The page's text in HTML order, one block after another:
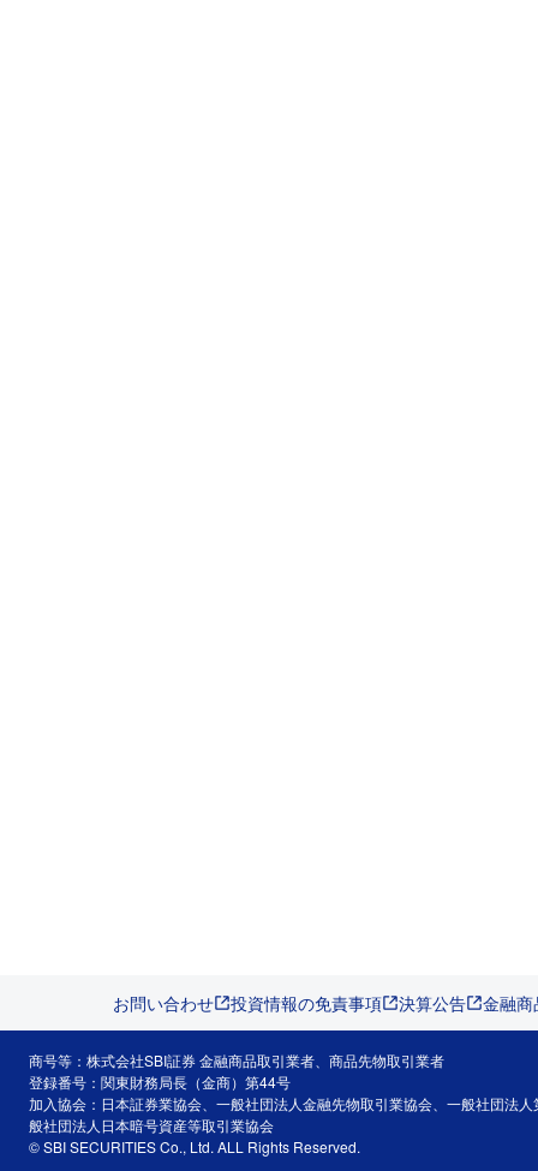
お問い合わせ 投資情報の免責事項 決算公告 金融
商号等：株式会社SBI証券 金融商品取引業者、商品先物取引業者
登録番号：関東財務局長（金商）第44号
加入協会：日本証券業協会、一般社団法人金融先物取引業協会、一般社団法
般社団法人日本暗号資産等取引業協会
© SBI SECURITIES Co., Ltd. ALL Rights Reserved.